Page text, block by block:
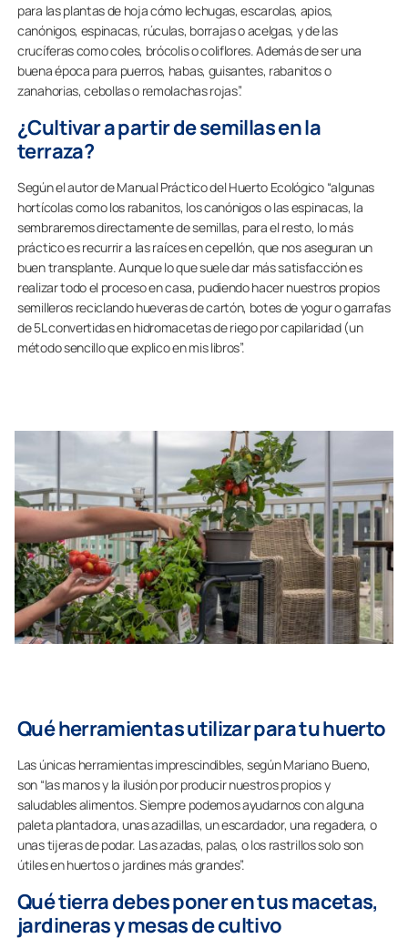
para las plantas de hoja cómo lechugas, escarolas, apios,
canónigos, espinacas, rúculas, borrajas o acelgas, y de las
crucíferas como coles, brócolis o coliflores. Además de ser una
buena época para puerros, habas, guisantes, rabanitos o
zanahorias, cebollas o remolachas rojas”.
¿Cultivar a partir de semillas en la
terraza?
Según el autor deManual Práctico del Huerto Ecológico“algunas
hortícolas como los rabanitos, los canónigos o las espinacas, la
sembraremos directamente de semillas, para el resto, lo más
práctico es recurrir a las raíces en cepellón, que nos aseguran un
buen transplante. Aunque lo que suele dar más satisfacción es
realizar todo el proceso en casa, pudiendo hacer nuestros propios
semilleros reciclando hueveras de cartón, botes de yogur o garrafas
de 5L convertidas en hidromacetas de riego por capilaridad (un
método sencillo que explico en mis libros”.
Qué herramientas utilizar para tu huerto
Las únicas herramientas imprescindibles, según Mariano Bueno,
son “las manos y la ilusión por producir nuestros propios y
saludables alimentos. Siempre podemos ayudarnos con alguna
paleta plantadora, unas azadillas, un escardador, una regadera, o
unas tijeras de podar. Las azadas, palas, o los rastrillos solo son
útiles en huertos o jardines más grandes”.
Qué tierra debes poner en tus macetas,
jardineras y mesas de cultivo